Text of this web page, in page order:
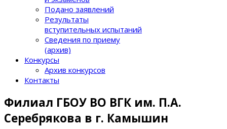
Подано заявлений
Результаты
вступительных испытаний
Сведения по приему
(архив)
Конкурсы
Архив конкурсов
Контакты
Филиал ГБОУ ВО ВГК им. П.А.
Серебрякова в г. Камышин